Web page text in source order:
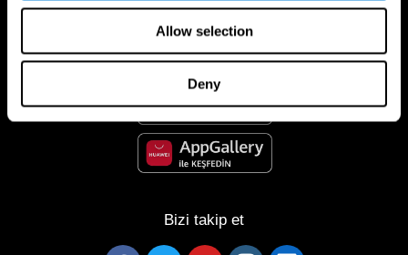
Allow selection
Deny
CogniFit Uygulaması
Bizi takip et